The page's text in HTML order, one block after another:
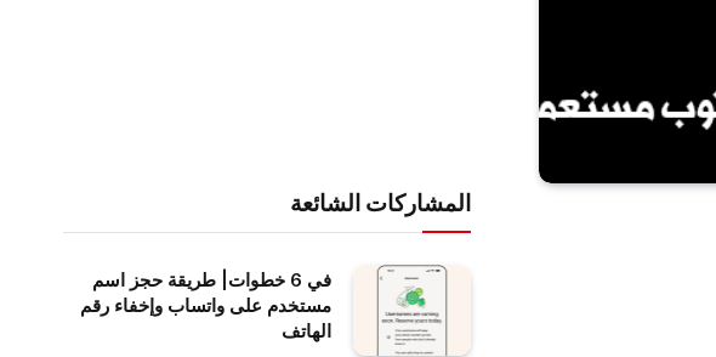
المشاركات الشائعة
في 6 خطوات| طريقة حجز اسم
مستخدم على واتساب وإخفاء رقم
الهاتف